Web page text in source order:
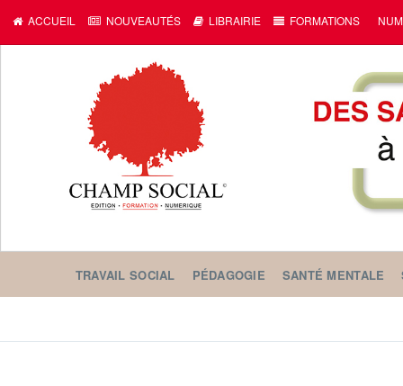
ACCUEIL NOUVEAUTÉS LIBRAIRIE FORMATIONS
TRAVAIL SOCIAL PÉDAGOGIE SANTÉ MENTALE